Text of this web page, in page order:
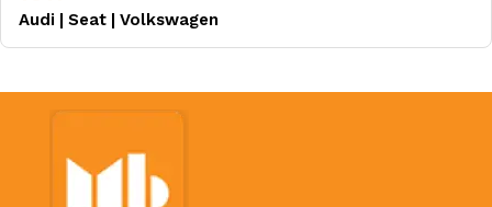
Audi | Seat | Volkswagen